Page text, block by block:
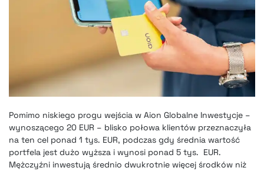
Pomimo niskiego progu wejścia w Aion Globalne Inwestycje –
wynoszącego 20 EUR – blisko połowa klientów przeznaczyła
na ten cel ponad 1 tys. EUR, podczas gdy średnia wartość
portfela jest dużo wyższa i wynosi ponad 5 tys. EUR.
Mężczyźni inwestują średnio dwukrotnie więcej środków niż